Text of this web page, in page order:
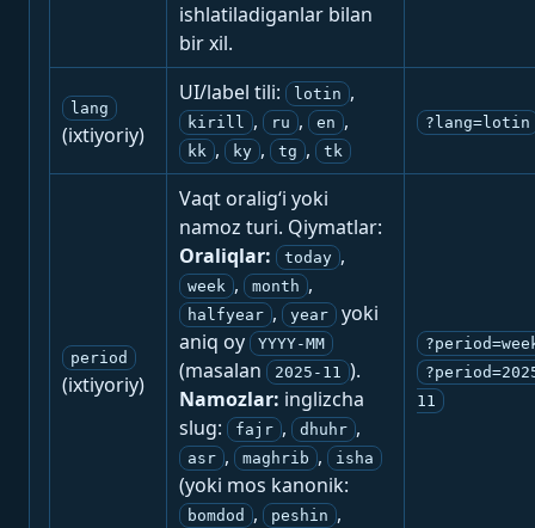
ishlatiladiganlar bilan
bir xil.
lang
(ixtiyoriy)
UI/label tili: lotin ,
kirill , ru , en ,
kk , ky , tg , tk
?lang=lotin
period
(ixtiyoriy)
Vaqt oralig‘i yoki
namoz turi. Qiymatlar:
Oraliqlar:
today ,
week , month ,
halfyear , year
yoki
aniq oy
YYYY-MM
(masalan 2025-11 ).
Namozlar: inglizcha
slug:
fajr , dhuhr ,
asr , maghrib , isha
(yoki mos kanonik:
bomdod , peshin ,
11